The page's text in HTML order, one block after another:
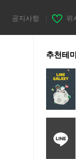
공지사항 위
추천테